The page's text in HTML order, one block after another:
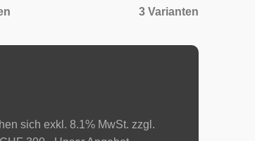
3 Varianten
sich exkl. 8.1% MwSt. zzgl.